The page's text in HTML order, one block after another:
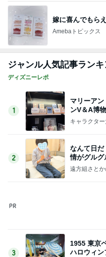
嫁に喜んでもら
Amebaトピックス
ジャンル人気記事ラン
ディズニーレポ
1
マリーア
ンV＆A博
キャラクタ
2
なんて日だ
情がグルグ
遠方組さと
3
1955 東京
ハロウィン